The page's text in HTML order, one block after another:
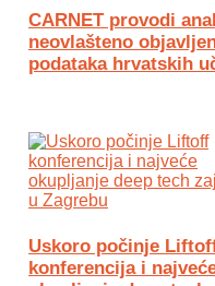
CARNET provodi
neovlašteno
podataka hrvatskih
Uskoro počinje
konferencija i